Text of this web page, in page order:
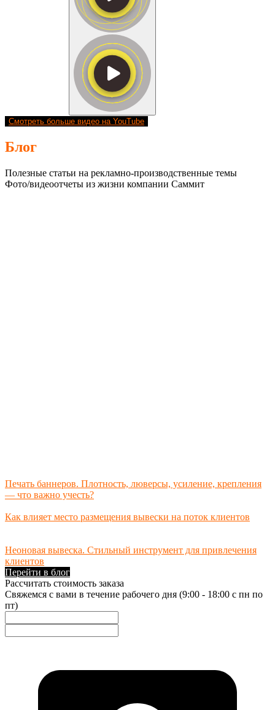
Смотреть больше видео на YouTube
Блог
Полезные статьи на рекламно-производственные темы
Фото/видеоотчеты из жизни компании Саммит
Печать баннеров. Плотность, люверсы, усиление, крепления
— что важно учесть?
Как влияет место размещения вывески на поток клиентов
Неоновая вывеска. Стильный инструмент для привлечения
клиентов
Перейти в блог
Рассчитать стоимость заказа
Свяжемся с вами в течение рабочего дня (9:00 - 18:00 с пн по
пт)